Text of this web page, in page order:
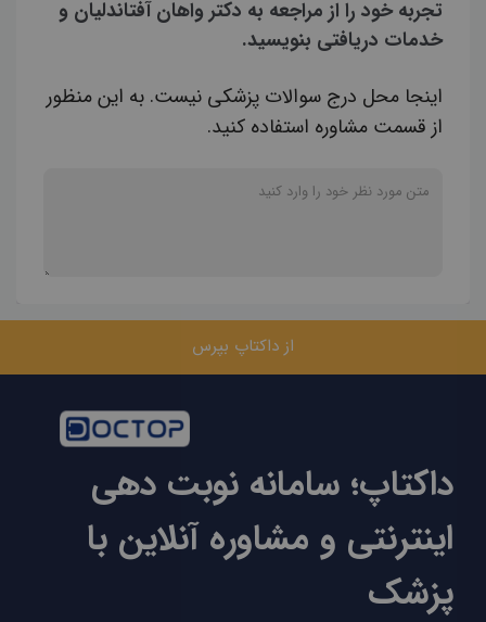
تجربه خود را از مراجعه به دکتر واهان آفتاندلیان و
خدمات دریافتی بنویسید.
اینجا محل درج سوالات پزشکی نیست. به این منظور
از قسمت مشاوره استفاده کنید.
از داکتاپ بپرس
داکتاپ؛ سامانه نوبت دهی
اینترنتی و مشاوره آنلاین با
پزشک